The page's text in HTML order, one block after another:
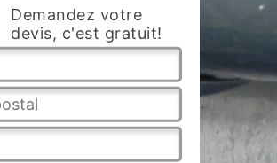
Demandez votre
devis, c'est gratuit!